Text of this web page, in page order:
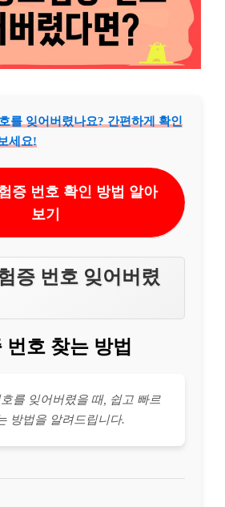
를 잊어버렸나요? 간편하게 확인
세요!
증 번호 확인 방법 알아
보기
증 번호 잊어버렸
번호 찾는 방법
를 잊어버렸을 때, 쉽고 빠르
방법을 알려드립니다.